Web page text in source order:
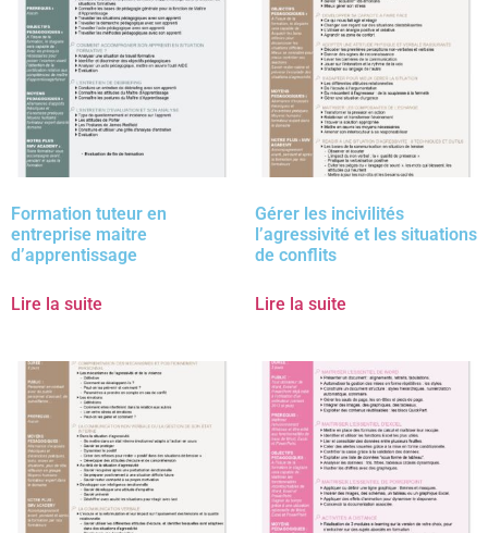
Formation tuteur en
entreprise maitre
d’apprentissage
Lire la suite
Gérer les incivilités
l’agressivité et les situations
de conflits
Lire la suite